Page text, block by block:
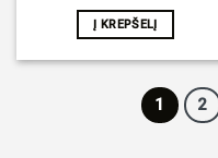
Į KREPŠELĮ
1 2